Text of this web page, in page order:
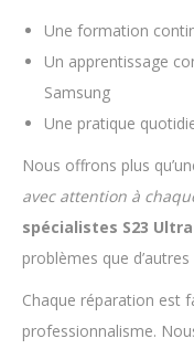
Une formation
Un apprentissage
Samsung
Une pratique
Nous offrons plus
avec attention à
spécialistes S23 Ultra
problèmes que
Chaque réparation est
professionnalisme.